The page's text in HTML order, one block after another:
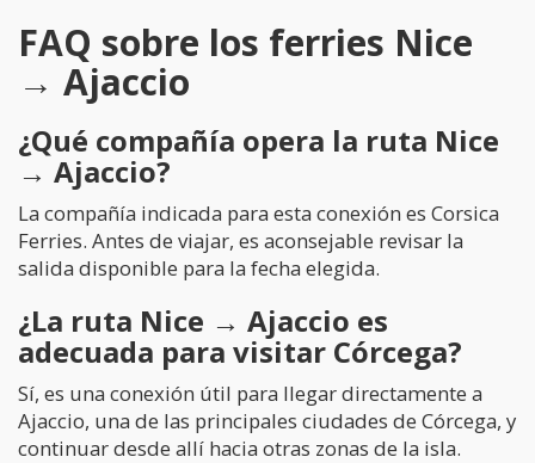
FAQ sobre los ferries Nice
→ Ajaccio
¿Qué compañía opera la ruta Nice
→ Ajaccio?
La compañía indicada para esta conexión es Corsica
Ferries. Antes de viajar, es aconsejable revisar la
salida disponible para la fecha elegida.
¿La ruta Nice → Ajaccio es
adecuada para visitar Córcega?
Sí, es una conexión útil para llegar directamente a
Ajaccio, una de las principales ciudades de Córcega, y
continuar desde allí hacia otras zonas de la isla.